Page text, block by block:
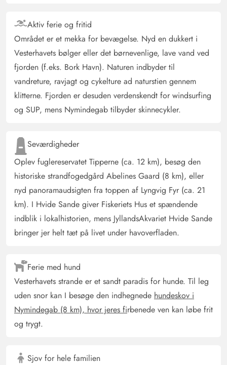
Aktiv ferie og fritid
Området er et mekka for bevægelse. Nyd en dukkert i
Vesterhavets bølger eller det børnevenlige, lave vand ved
fjorden (f.eks. Bork Havn). Naturen indbyder til
vandreture, ravjagt og cykelture ad naturstien gennem
klitterne. Fjorden er desuden verdenskendt for windsurfing
og SUP, mens Nymindegab tilbyder skinnecykler.
Seværdigheder
Oplev fuglereservatet Tipperne (ca. 12 km), besøg den
historiske strandfogedgård Abelines Gaard (8 km), eller
nyd panoramaudsigten fra toppen af Lyngvig Fyr (ca. 21
km). I Hvide Sande giver Fiskeriets Hus et spændende
indblik i lokalhistorien, mens JyllandsAkvariet Hvide Sande
bringer jer helt tæt på livet under havoverfladen.
Ferie med hund
Vesterhavets strande er et sandt paradis for hunde. Til leg
uden snor kan I besøge den indhegnede hundeskov i
Nymindegab (8 km), hvor jeres firbenede ven kan løbe frit
og trygt.
Sjov for hele familien